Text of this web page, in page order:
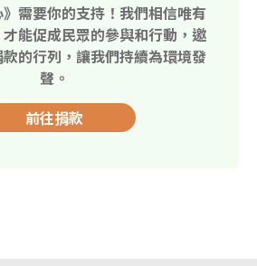
》需要你的支持！我們相信唯有
能促成民眾的參與和行動，邀
的行列，讓我們持續為環境發
聲。
前往捐款